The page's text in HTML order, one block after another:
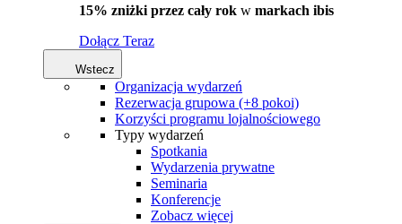
15% zniżki przez cały rok w markach ibis
Dołącz Teraz
Wstecz
Organizacja wydarzeń
Rezerwacja grupowa (+8 pokoi)
Korzyści programu lojalnościowego
Typy wydarzeń
Spotkania
Wydarzenia prywatne
Seminaria
Konferencje
Zobacz więcej